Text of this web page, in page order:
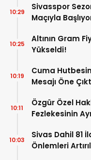
Sivasspor
Maçıyla
10:29
Altının Gram
Yükseldi!
10:25
Cuma
Mesajı Öne
10:19
Özgür Özel
Fezlekesinin
10:11
Sivas Dahil 81
Önlemleri
10:03